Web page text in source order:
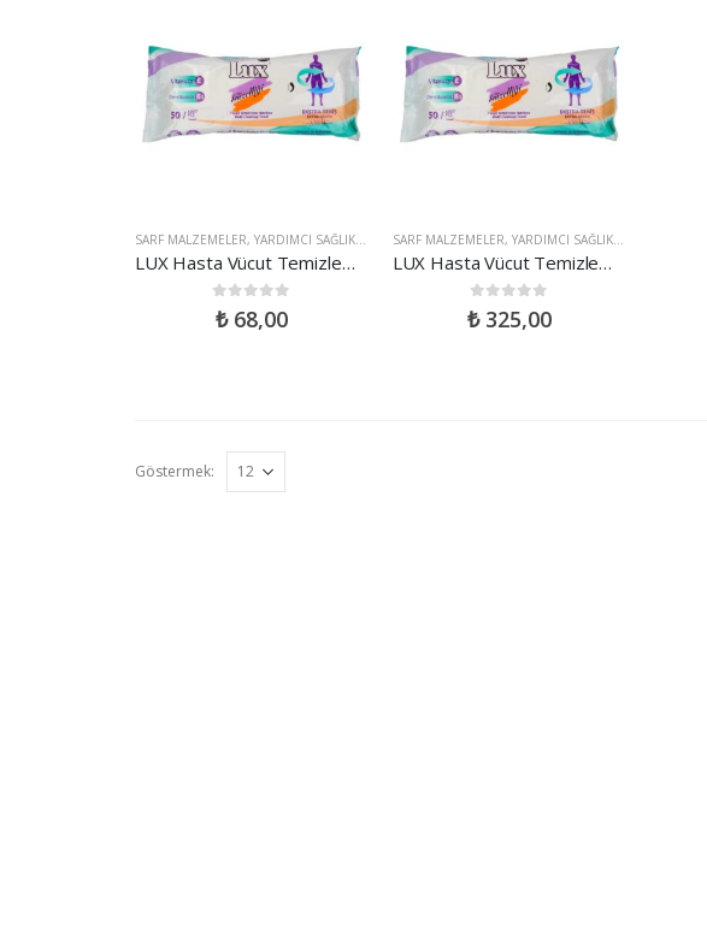
SARF MALZEMELER, YARDIMCI SAĞLIK ÜRÜNLERI ,YATALAK HASTA ÜRÜNLERI
LUX Hasta Vücut Temizleme Havlusu 50li
0out of 5
₺68,00
SARF MALZEMELER, YARDIMCI SAĞLIK ÜRÜNLERI
LUX Hasta Vücut Temizleme Havlusu 50li
0 out of 5
₺325,00
Göstermek: